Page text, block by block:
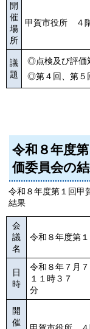
開
催
場
所
甲賀市役所 ４
議
題
◎点検及び評価
◎第４回、第５
令和８年度
価委員会の
令和８年度第１回甲
結果
会
議
名
令和８年度第
日
時
令和８年７月
１１時３７
開
催